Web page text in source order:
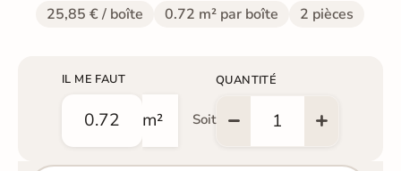
25,85 € / boîte 0.72 m² par boîte 2 pièces
IL ME FAUT
m² Soit
QUANTITÉ